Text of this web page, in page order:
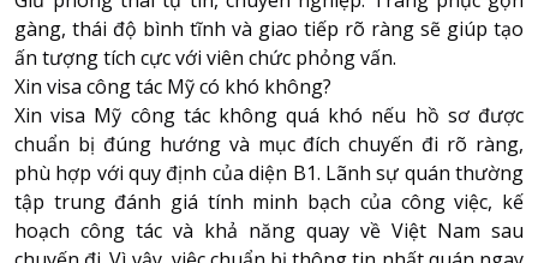
gàng, thái độ bình tĩnh và giao tiếp rõ ràng sẽ giúp tạo
ấn tượng tích cực với viên chức phỏng vấn.
Xin visa công tác Mỹ có khó không?
Xin visa Mỹ công tác không quá khó nếu hồ sơ được
chuẩn bị đúng hướng và mục đích chuyến đi rõ ràng,
phù hợp với quy định của diện B1. Lãnh sự quán thường
tập trung đánh giá tính minh bạch của công việc, kế
hoạch công tác và khả năng quay về Việt Nam sau